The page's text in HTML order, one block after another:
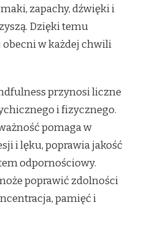
zapachy, dźwięki i
Dzięki temu
obecni w każdej chwili
przynosi liczne
i fizycznego.
pomaga w
i lęku, poprawia jakość
odpornościowy.
poprawić zdolności
pamięć i